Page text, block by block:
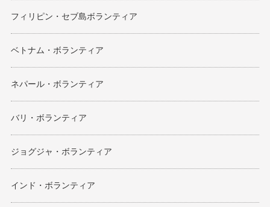
フィリピン・セブ島ボランティア
ベトナム・ボランティア
ネパール・ボランティア
バリ・ボランティア
ジョグジャ・ボランティア
インド・ボランティア